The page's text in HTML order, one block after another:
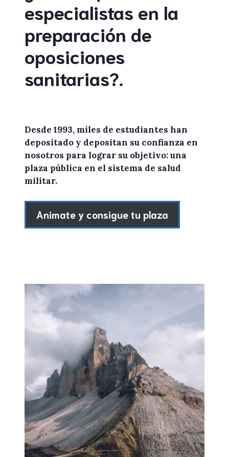
especialistas en la
preparación de
oposiciones
sanitarias?.
Desde 1993, miles de estudiantes han
depositado y depositan su confianza en
nosotros para lograr su objetivo: una
plaza pública en el sistema de salud
militar.
Animate y consigue tu plaza